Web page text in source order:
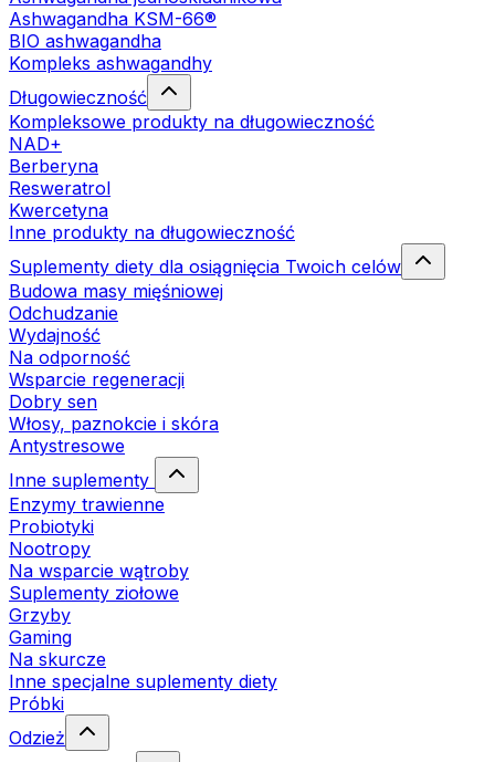
Ashwagandha KSM-66®
BIO ashwagandha
Kompleks ashwagandhy
Długowieczność
Kompleksowe produkty na długowieczność
NAD+
Berberyna
Resweratrol
Kwercetyna
Inne produkty na długowieczność
Suplementy diety dla osiągnięcia Twoich celów
Budowa masy mięśniowej
Odchudzanie
Wydajność
Na odporność
Wsparcie regeneracji
Dobry sen
Włosy, paznokcie i skóra
Antystresowe
Inne suplementy
Enzymy trawienne
Probiotyki
Nootropy
Na wsparcie wątroby
Suplementy ziołowe
Grzyby
Gaming
Na skurcze
Inne specjalne suplementy diety
Próbki
Odzież